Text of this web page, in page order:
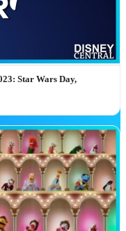
Resort
Dhabi
soon
💼
für das CRP.
Guide entdecken ➔
Star Wars Day,